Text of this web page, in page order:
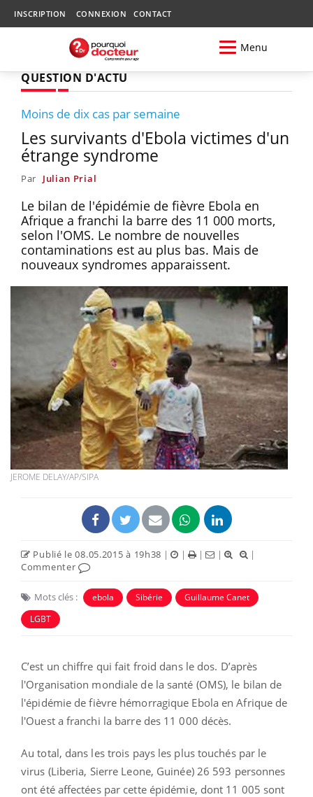
INSCRIPTION CONNEXION CONTACT
Menu
QUESTION D'ACTU
Moins de dix cas par semaine
Les survivants d'Ebola victimes d'un
étrange syndrome
Par Julian Prial
Le bilan de l'épidémie de fièvre Ebola en
Afrique a franchi la barre des 11 000 morts,
selon l'OMS. Le nombre de nouvelles
contaminations est au plus bas. Mais de
nouveaux syndromes apparaissent.
JEROME DELAY/AP/SIPA
Publié le 08.05.2015 à 19h38 | | | |
|
Commenter
Mots clés : ebola Sibérie
Guillaume Canet
LGBT
C’est un chiffre qui fait froid dans le dos. D’après
l'Organisation mondiale de la santé (OMS), le bilan de
l'épidémie de fièvre hémorragique Ebola en Afrique de
l'Ouest a franchi la barre des 11 000 décès.
Au total, dans les trois pays les plus touchés par le
virus (Liberia, Sierre Leone, Guinée) 26 593 personnes
ont été affectées par cette épidémie, dont 11 005 sont